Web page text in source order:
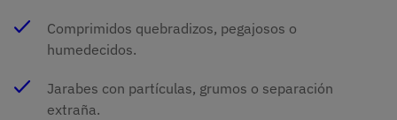
Comprimidos quebradizos, pegajosos o
humedecidos.
Jarabes con partículas, grumos o separación
extraña.